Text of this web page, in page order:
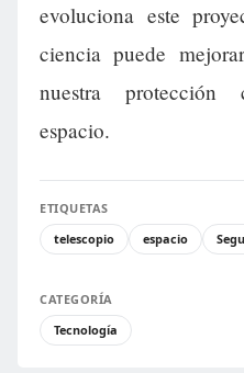
evoluciona este
ciencia puede
nuestra protección
espacio.
ETIQUETAS
telescopio
espacio
CATEGORÍA
Tecnología